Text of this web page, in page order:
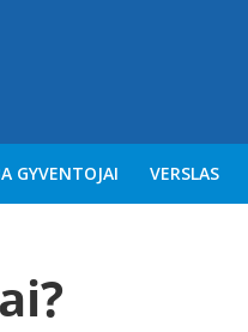
GYVENTOJAI VERSLAS